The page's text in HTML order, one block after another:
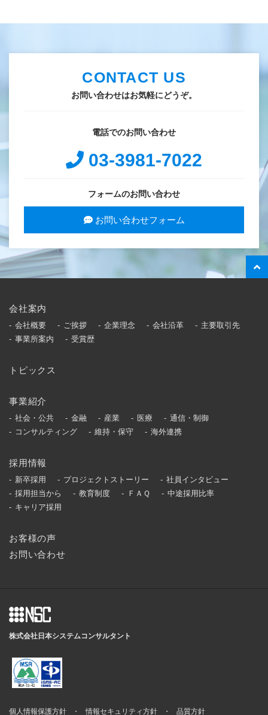
CONTACT US
お問い合わせはお気軽にどうぞ。
電話でのお問い合わせ
03-3981-7022
フォームのお問い合わせ
お問い合わせフォーム
会社案内
会社概要 ご挨拶 企業理念 会社沿革
主要取引先
事業所案内
受賞歴
トピックス
事業紹介
社会・公共 金融 産業 医療
通信・制御
コンサルティング
維持・保守 海外連携
採用情報
新卒採用 プロジェクトストーリー
社員インタビュー
採用担当から
教育制度 ＦＡＱ
中途採用比率
キャリア採用
お客様の声
お問い合わせ
株式会社日本システムコンサルタント
個人情報保護方針 情報セキュリティ方針 品質方針